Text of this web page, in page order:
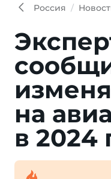
Россия
на
в 2024